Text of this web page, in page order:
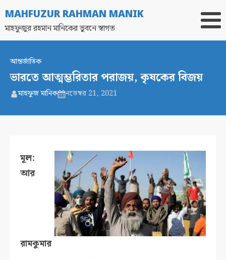
MAHFUZUR RAHMAN MANIK
মাহফুজুর রহমান মানিকের ভুবনে স্বাগত
আন্তর্জাতিক
ভারতে আত্মম্ভরিতার পরাজয়, কৃষকের বিজয়
মাহফুজ মানিক নভেম্বর 21, 2021
মূল:
আর
রামকুমার